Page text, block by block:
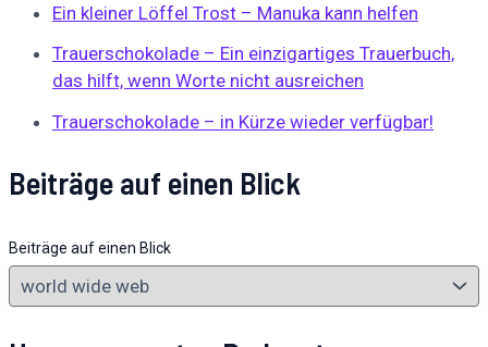
Ein kleiner Löffel Trost – Manuka kann helfen
Trauerschokolade – Ein einzigartiges Trauerbuch,
das hilft, wenn Worte nicht ausreichen
Trauerschokolade – in Kürze wieder verfügbar!
Beiträge auf einen Blick
Beiträge auf einen Blick